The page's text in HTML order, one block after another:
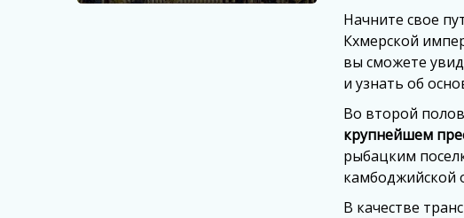
Начните свое
Кхмерской
вы сможете
и узнать об
Во второй
крупнейшем
рыбацким
камбоджийской
В качестве